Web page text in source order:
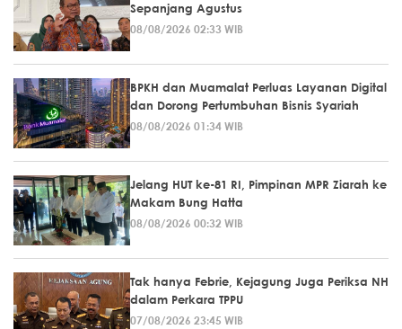
Sepanjang Agustus
08/08/2026 02:33 WIB
BPKH dan Muamalat Perluas Layanan Digital
dan Dorong Pertumbuhan Bisnis Syariah
08/08/2026 01:34 WIB
Jelang HUT ke-81 RI, Pimpinan MPR Ziarah ke
Makam Bung Hatta
08/08/2026 00:32 WIB
Tak hanya Febrie, Kejagung Juga Periksa NH
dalam Perkara TPPU
07/08/2026 23:45 WIB